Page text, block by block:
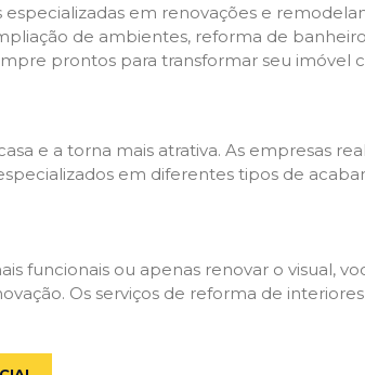
em renovações e
de ambientes, reforma de
prontos para transformar seu imóvel
e a torna mais atrativa. As empresas
em diferentes tipos de
funcionais ou apenas renovar o visual,
Os serviços de reforma de